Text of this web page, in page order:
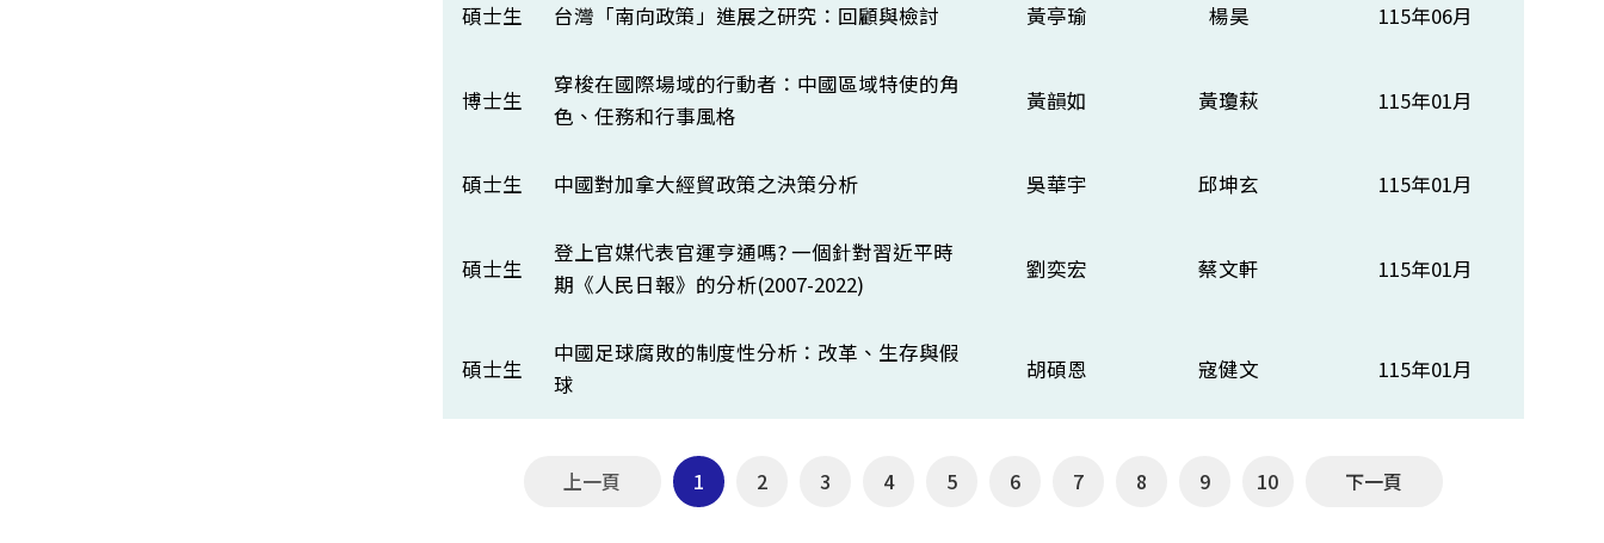
碩士生 台灣「南向政策」進展之研究：回顧與檢討 黃亭瑜 楊昊 115年06月
博士生
穿梭在國際場域的行動者：中國區域特使的角
色、任務和行事風格
黃韻如 黃瓊萩 115年01月
碩士生 中國對加拿大經貿政策之決策分析 吳華宇 邱坤玄 115年01月
碩士生
登上官媒代表官運亨通嗎? 一個針對習近平時
期《人民日報》的分析(2007-2022)
劉奕宏 蔡文軒 115年01月
碩士生
中國足球腐敗的制度性分析：改革、生存與假
球
胡碩恩 寇健文 115年01月
上一頁 1 2 3 4 5 6 7 8 9 10 下一頁